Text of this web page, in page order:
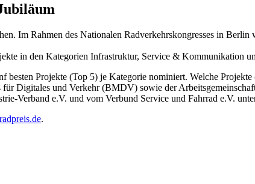
Im Rahmen des Nationalen Radverkehrskongresses in
in den Kategorien Infrastruktur, Service & Kommunikation
Projekte (Top 5) je Kategorie nominiert. Welche
Digitales und Verkehr (BMDV) sowie der
Verband e.V. und vom Verbund Service und Fahrrad e.V.
.